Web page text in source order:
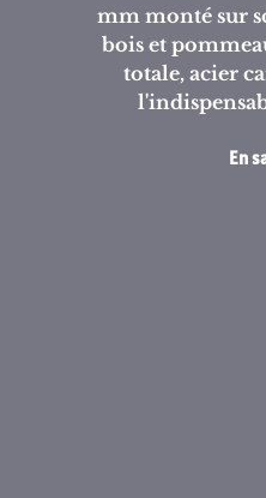
mm monté sur
bois et
totale, acier
En